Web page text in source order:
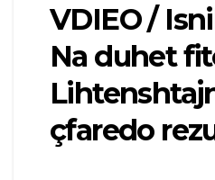
VDIEO /
Na duhet
çfaredo